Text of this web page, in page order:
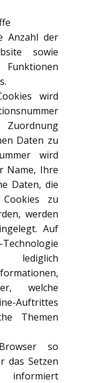
Anzahl der
sowie
wird
Zuordnung
Daten zu
wird
Name, Ihre
Daten, die
zu
werden
Auf
welche
Auftrittes
Themen
so
das Setzen
informiert